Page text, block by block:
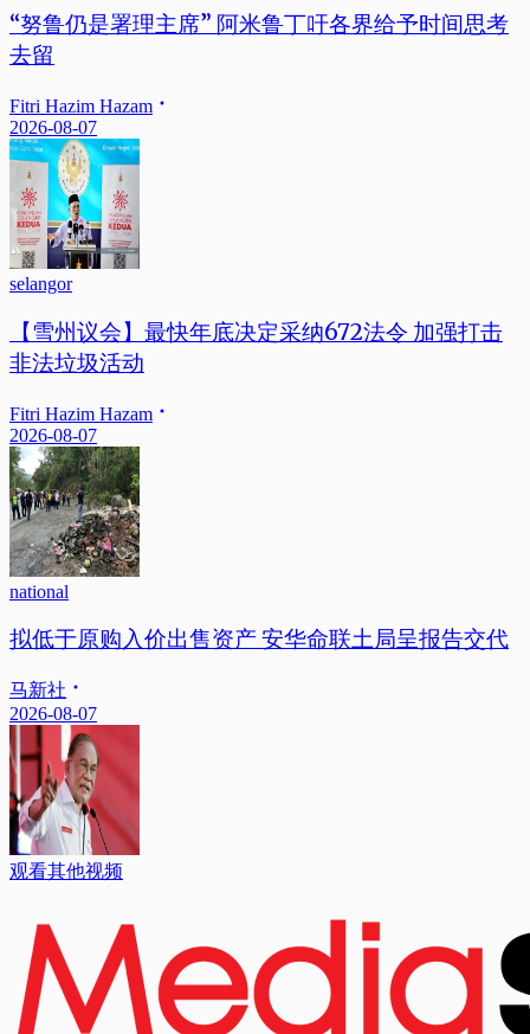
“努鲁仍是署理主席” 阿米鲁丁吁各界给予时间思考
去留
Fitri Hazim Hazam
2026-08-07
selangor
【雪州议会】最快年底决定采纳672法令 加强打击
非法垃圾活动
Fitri Hazim Hazam
2026-08-07
national
拟低于原购入价出售资产 安华命联土局呈报告交代
马新社
2026-08-07
观看其他视频